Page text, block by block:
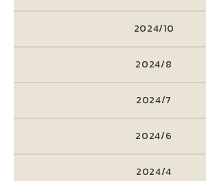
2024/10
2024/8
2024/7
2024/6
2024/4